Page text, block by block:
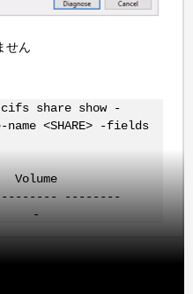
せん
share show -
<SHARE> -fields
--------
-